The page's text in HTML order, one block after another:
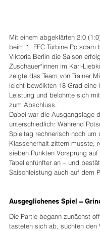
Mit einem abgeklärten 2:0
beim 1. FFC Turbine Potsdam
Viktoria Berlin die Saison
Zuschauer*innen im Karl-
zeigte das Team von Trainer
leicht bewölkten 18 Grad eine
Leistung und belohnte sich
zum Abschluss.
Dabei war die Ausgangslage
unterschiedlich: Während
Spieltag rechnerisch noch um
Klassenerhalt zittern musste,
sieben Punkten Vorsprung
Tabellenfünfter an – und
Saisonleistung auch auf dem
Ausgeglichenes Spiel –
Die Partie begann zunächst
tasteten sich ab, suchten den